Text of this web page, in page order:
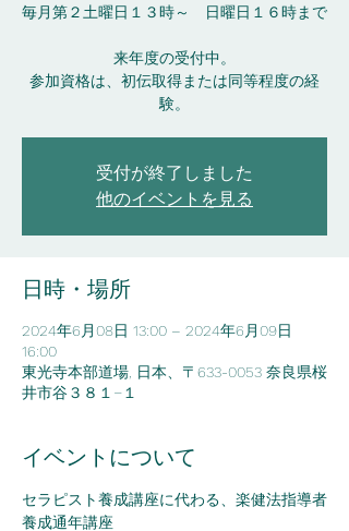
毎月第２土曜日１３時～ 日曜日１６時まで
来年度の受付中。
参加資格は、初伝取得または同等程度の経
受付が終了しました
他のイベントを見る
日時・場所
2024年6月08日 13:00 – 2024年6月09日
16:00
東光寺本部道場, 日本、〒633-0053 奈良県桜
井市谷３８１−１
イベントについて
セラピスト養成講座に代わる、楽健法指導者
養成通年講座